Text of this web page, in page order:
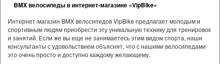
BMX велосипеды в интернет-магазине «VipBike»
Интернет-магазин BMX велосипедов VipBike предлагает молодым и
спортивным людям приобрести эту уникальную технику для тренировок
и занятий. Если же вы еще не занимаетесь этим видом спорта, наши
консультанты с удовольствием объяснят, что с нашими велосипедами
это очень просто и доступно каждому желающему.